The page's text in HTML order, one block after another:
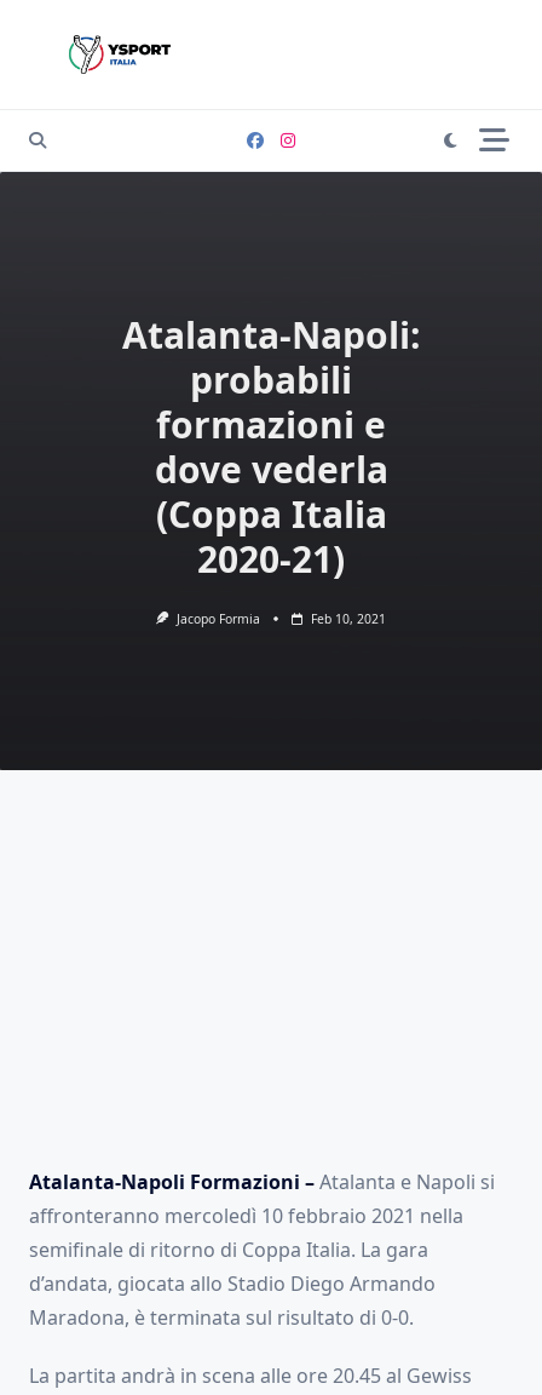
Atalanta-Napoli:
probabili
formazioni e
dove vederla
(Coppa Italia
2020-21)
Jacopo Formia Feb 10, 2021
Atalanta-Napoli Formazioni –Atalanta e Napoli si
affronteranno mercoledì 10 febbraio 2021 nella
semifinale di ritorno di Coppa Italia. La gara
d’andata, giocata allo Stadio Diego Armando
Maradona, è terminata sul risultato di 0-0.
La partita andrà in scena alle ore 20.45 al Gewiss